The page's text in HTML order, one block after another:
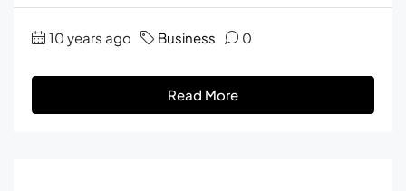
10 years ago Business 0
Read More